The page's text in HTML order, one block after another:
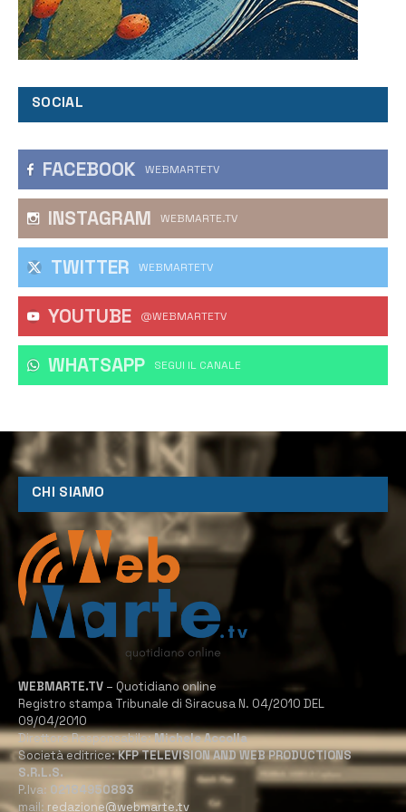
SOCIAL
FACEBOOK WEBMARTETV
INSTAGRAM WEBMARTE.TV
TWITTER WEBMARTETV
YOUTUBE @WEBMARTETV
WHATSAPP ‎SEGUI IL CANALE
CHI SIAMO
WEBMARTE.TV – Quotidiano online
Registro stampa Tribunale di Siracusa N. 04/2010 DEL
09/04/2010
Direttore Responsabile:Michele Accolla
Società editrice:KFP TELEVISION AND WEB PRODUCTIONS
S.R.L.S.
P.Iva: 02184950893
mail: redazione@webmarte.tv